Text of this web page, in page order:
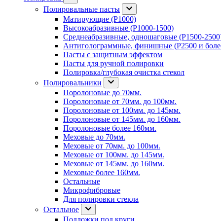
Полировальные пасты
Матирующие (P1000)
Высокоабразивные (P1000-1500)
Среднеабразивные, одношаговые (P1500-
Антиголограммные, финишные (P2500 и
Пасты с защитным эффектом
Пасты для ручной полировки
Полировка/глубокая очистка стекол
Полировальники
Поролоновые до 70мм.
Поролоновые от 70мм. до 100мм.
Поролоновые от 100мм. до 145мм.
Поролоновые от 145мм. до 160мм.
Поролоновые более 160мм.
Меховые до 70мм.
Меховые от 70мм. до 100мм.
Меховые от 100мм. до 145мм.
Меховые от 145мм. до 160мм.
Меховые более 160мм.
Остальные
Микрофибровые
Для полировки стекла
Остальное